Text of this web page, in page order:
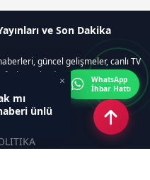
mı
ünlü
×
ve Son Dakika
güncel gelişmeler, canlı TV
fazlası tek adreste.
WhatsApp
İhbar Hattı